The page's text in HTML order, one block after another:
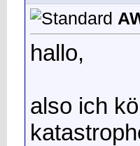
hallo,
also ich